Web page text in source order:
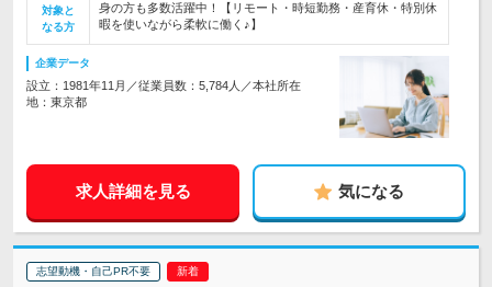
対象と
なる方
身の方も多数活躍中！【リモート・時短勤務・産育休・特別休
暇を使いながら柔軟に働く♪】
企業データ
設立：1981年11月／従業員数：5,784人／本社所在
地：東京都
求人詳細を見る 気になる
志望動機・自己PR不要